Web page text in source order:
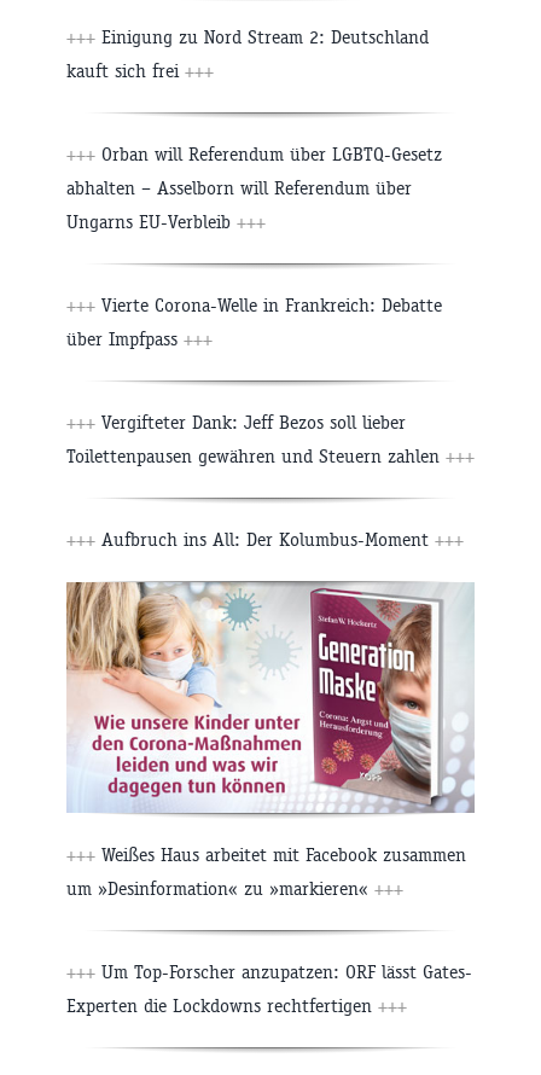
+++ Einigung zu Nord Stream 2: Deutschland
kauft sich frei +++
+++ Orban will Referendum über LGBTQ-Gesetz
abhalten – Asselborn will Referendum über
Ungarns EU-Verbleib +++
+++ Vierte Corona-Welle in Frankreich: Debatte
über Impfpass +++
+++ Vergifteter Dank: Jeff Bezos soll lieber
Toilettenpausen gewähren und Steuern zahlen +++
+++ Aufbruch ins All: Der Kolumbus-Moment +++
+++ Weißes Haus arbeitet mit Facebook zusammen
um »Desinformation« zu »markieren« +++
+++ Um Top-Forscher anzupatzen: ORF lässt Gates-
Experten die Lockdowns rechtfertigen +++